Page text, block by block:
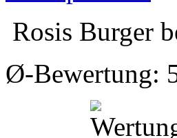
Rosis Burger
Ø-Bewertung: